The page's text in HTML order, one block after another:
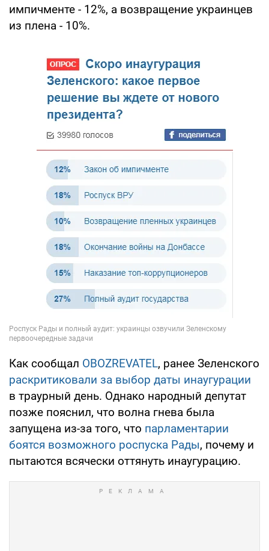
импичменте - 12%, а возвращение украинцев
из плена - 10%.
Как сообщал OBOZREVATEL, ранее Зеленского
раскритиковали за выбор даты инаугурации
в траурный день. Однако народный депутат
позже пояснил, что волна гнева была
запущена из-за того, что парламентарии
боятся возможного роспуска Рады, почему и
пытаются всячески оттянуть инаугурацию.